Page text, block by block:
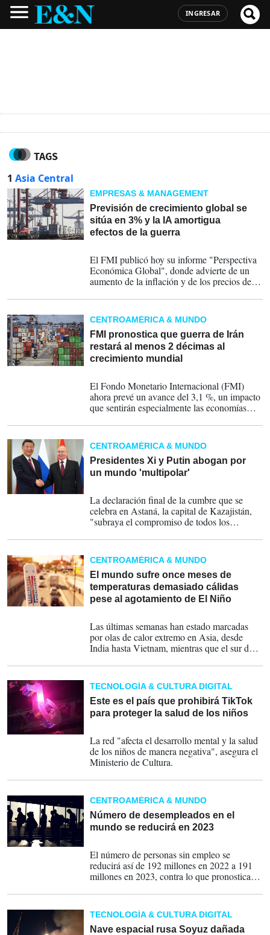
INGRESAR
TAGS
1 Asia Central
EMPRESAS & MANAGEMENT
Previsión de crecimiento global se
sitúa en 3% y la IA amortigua
efectos de la guerra
El FMI publicó hoy su informe "Perspectiva
Económica Global", donde advierte de un
aumento de la inflación y de los precios del
crecimiento comenzó a tener una tendencia
descendente.
CENTROAMÉRICA & MUNDO
FMI pronostica que guerra de Irán
restará al menos 2 décimas al
crecimiento mundial
El Fondo Monetario Internacional (FMI)
ahora prevé un avance del 3,1 %, un impacto
que sentirán especialmente las economías
CENTROAMÉRICA & MUNDO
Presidentes Xi y Putin abogan por
un mundo 'multipolar'
La declaración final de la cumbre que se
celebra en Astaná, la capital de Kazajistán,
"subraya el compromiso de todos los
Cooperación de Shanghái (OCS), a favor de
la formación de un orden mundial multipolar
equitativo".
CENTROAMÉRICA & MUNDO
El mundo sufre once meses de
temperaturas demasiado cálidas
pese al agotamiento de El Niño
Las últimas semanas han estado marcadas
por olas de calor extremo en Asia, desde
India hasta Vietnam, mientras que el sur de
TECNOLOGÍA & CULTURA DIGITAL
Este es el país que prohibirá TikTok
para proteger la salud de los niños
La red "afecta el desarrollo mental y la salud
de los niños de manera negativa", asegura el
Ministerio de Cultura.
CENTROAMÉRICA & MUNDO
Número de desempleados en el
mundo se reducirá en 2023
El número de personas sin empleo se
reducirá así de 192 millones en 2022 a 191
millones en 2023, contra lo que pronosticaba
meses.
TECNOLOGÍA & CULTURA DIGITAL
Nave espacial rusa Soyuz dañada